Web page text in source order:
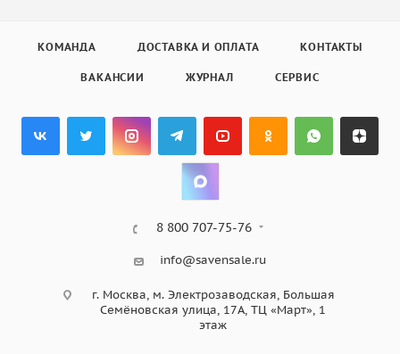
КОМАНДА ДОСТАВКА И ОПЛАТА КОНТАКТЫ
ВАКАНСИИ ЖУРНАЛ СЕРВИС
8 800 707-75-76
info@savensale.ru
г. Москва, м. Электрозаводская, Большая
Семёновская улица, 17А, ТЦ «Март», 1
этаж